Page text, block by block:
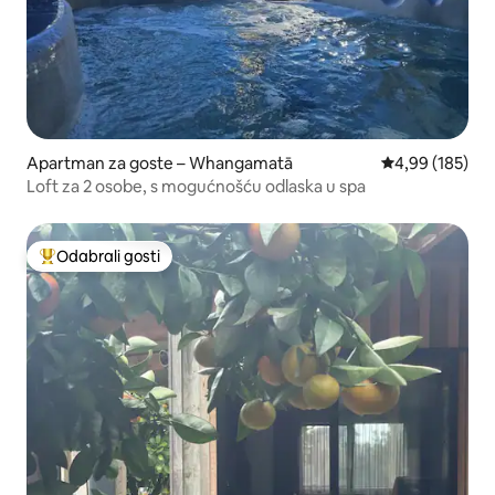
Apartman za goste – Whangamatā Prosječna
4,99 (185)
Loft za 2 osobe, s mogućnošću odlaska u spa
Među najviše rangiranima s oznakom „Odabrali gosti”
Odabrali gosti